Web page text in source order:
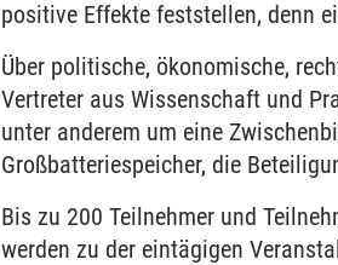
positive Effekte feststellen, denn
Über politische, ökonomische,
Vertreter aus Wissenschaft und
unter anderem um eine
Großbatteriespeicher, die
Bis zu 200 Teilnehmer und
werden zu der eintägigen